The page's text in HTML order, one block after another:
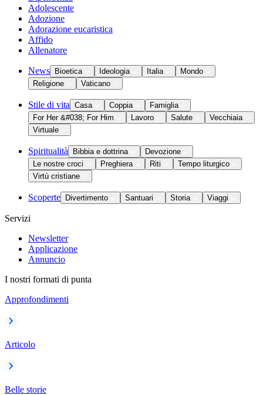
Adolescente
Adozione
Adorazione eucaristica
Affido
Allenatore
News Bioetica Ideologia Italia
Mondo
Religione
Vaticano
Stile di vita Casa Coppia
Famiglia
For Her &#038; For Him
Lavoro Salute
Vecchiaia
Virtuale
Spiritualità Bibbia e dottrina
Devozione
Le nostre croci
Preghiera Riti
Tempo liturgico
Virtù cristiane
Scoperte Divertimento Santuari Storia Viaggi
Servizi
Newsletter
Applicazione
Annuncio
I nostri formati di punta
Approfondimenti
Articolo
Belle storie